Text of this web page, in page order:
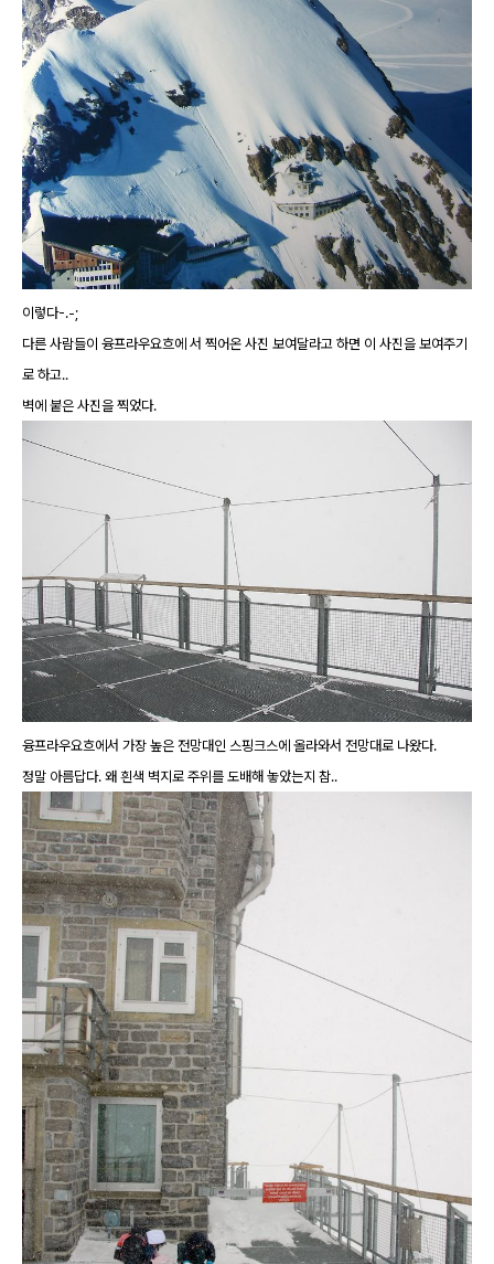
이렇다-.-;
다른 사람들이 융프라우요흐에 서 찍어온 사진 보여달라고 하면 이 사진을 보여주기
로 하고..
벽에 붙은 사진을 찍었다.
융프라우요흐에서 가장 높은 전망대인 스핑크스에 올라와서 전망대로 나왔다.
정말 아름답다. 왜 흰색 벽지로 주위를 도배해 놓았는지 참..